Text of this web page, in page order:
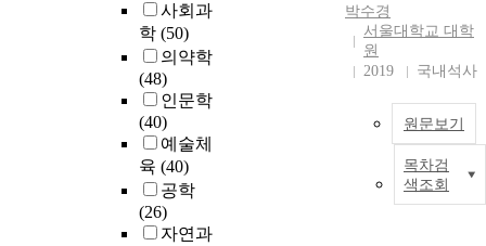
사회과
학 (50)
의약학
(48)
인문학
(40)
예술체
육 (40)
공학
(26)
자연과
박수경
서울대학교 대학
원
2019
국내석사
원문보기
목차검
색조회